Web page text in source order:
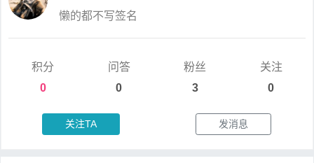
懒的都不写签名
积分
0
问答
0
粉丝
3
关注
0
关注TA 发消息